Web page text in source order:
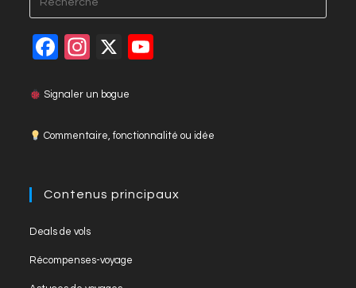
F
c
o
k
In
a
X
e
Signaler un bogue
Commentaire, fonctionnalité ou idée
Contenus principaux
Deals de vols
Récompenses-voyage